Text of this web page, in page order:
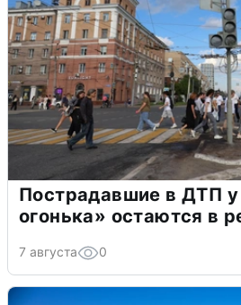
Пострадавшие в ДТП у
огонька» остаются в
7 августа 0